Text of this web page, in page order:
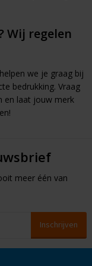
Wij regelen
we je graag bij
bedrukking. Vraag
en laat jouw merk
meer één van